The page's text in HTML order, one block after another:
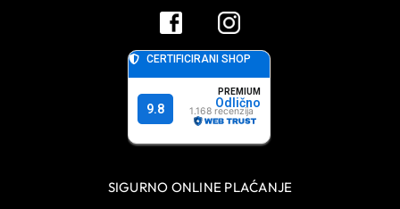
SIGURNO ONLINE PLAĆANJE